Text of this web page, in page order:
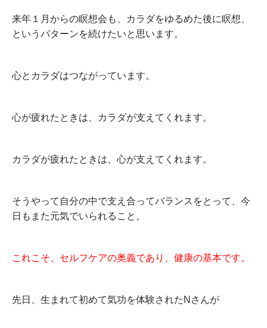
来年１月からの瞑想会も、カラダをゆるめた後に瞑想、
というパターンを続けたいと思います。
心とカラダはつながっています。
心が疲れたときは、カラダが支えてくれます。
カラダが疲れたときは、心が支えてくれます。
そうやって自分の中で支え合ってバランスをとって、今
日もまた元気でいられること。
これこそ、セルフケアの奥義であり、健康の基本です。
先日、生まれて初めて気功を体験されたNさんが